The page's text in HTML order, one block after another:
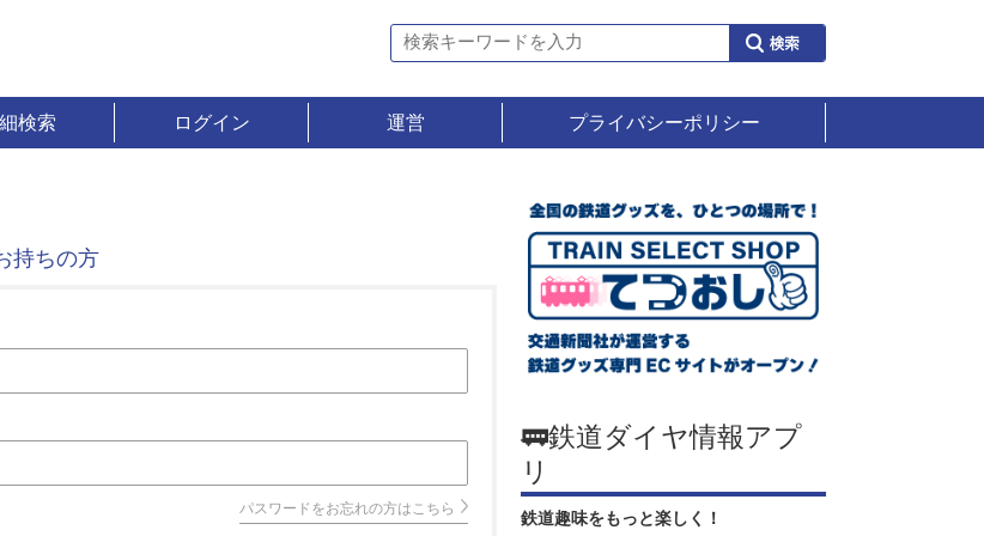
検索 ログイン 運営 プライバシーポリシー
持ちの方
パスワードをお忘れの方はこちら
🚃鉄道ダイヤ情報アプ
リ
鉄道趣味をもっと楽しく！